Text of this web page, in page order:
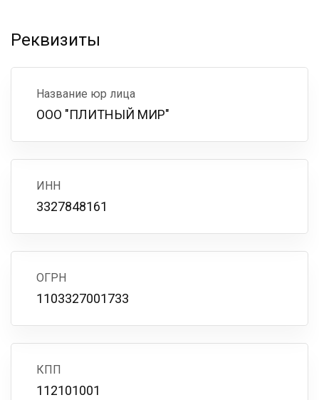
Реквизиты
Название юр лица
ООО "ПЛИТНЫЙ МИР"
ИНН
3327848161
ОГРН
1103327001733
КПП
112101001